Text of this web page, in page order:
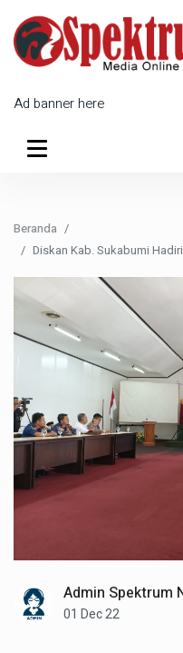
Ad banner here
Beranda
Diskan Kab. Sukabumi
Admin Spektrum
01 Dec 22